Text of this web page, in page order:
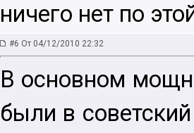
ничего нет по
#6 От 04/12/2010 22:32
В основном
были в